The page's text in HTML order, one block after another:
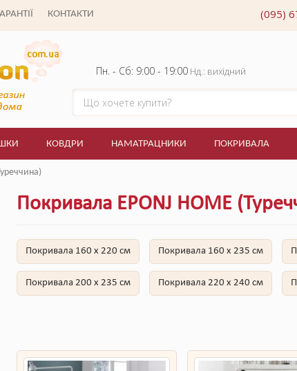
КОНТАКТИ (095)
Пн. - Сб: 9:00 - 19:00 Нд.: вихідний
КОВДРИ НАМАТРАЦНИКИ ПОКРИВАЛА
Покривала EPONJ HOME
Покривала 160 x 220 см Покривала 160 x 235 см
Покривала 200 x 235 см Покривала 220 x 240 см